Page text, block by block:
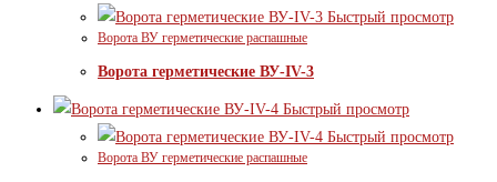
Быстрый просмотр
Ворота ВУ герметические распашные
Ворота герметические ВУ-IV-3
Быстрый просмотр
Быстрый просмотр
Ворота ВУ герметические распашные